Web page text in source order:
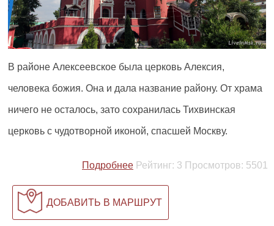
В районе Алексеевское была церковь Алексия,
человека божия. Она и дала название району. От храма
ничего не осталось, зато сохранилась Тихвинская
церковь с чудотворной иконой, спасшей Москву.
Подробнее Рейтинг: 3 Просмотров: 5501
ДОБАВИТЬ В МАРШРУТ